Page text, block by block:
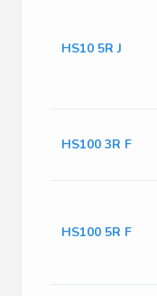
HS10 5R J
HS100 3R F
HS100 5R F